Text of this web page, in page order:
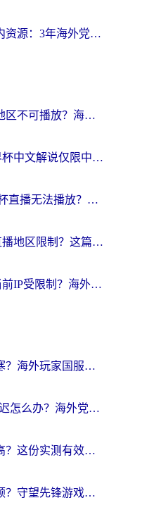
北美回国无缝访问国内资源：3年海外党亲测的加速器选择指南
在美国看世界杯当前地区不可播放？海外党体育观赛终极指南来了！
在澳大利亚看B站世界杯中文解说仅限中国大陆？这篇指南帮你打破限制看遍赛事
在海外看CCTV5世界杯直播无法播放？这篇指南让你和国内球迷同步呐喊
在韩国看B站世界杯直播地区限制？这篇指南让你告别“当前地区不可播放”
在越南看B站世界杯当前IP受限制？海外党体育观赛终极指南来了
国外可不可以打逆水寒？海外玩家国服畅玩终极指南（附漫威荒野乱斗加速方案）
在国外玩拳皇98OL延迟怎么办？海外党亲测有效的低延迟指南
国外打地铁逃生延迟高？这份实测有效的低延迟指南帮你吃鸡
海外玩守望先锋总卡顿？守望先锋游戏加速器在哪里买&避坑指南（附欧洲非洲游戏实测）